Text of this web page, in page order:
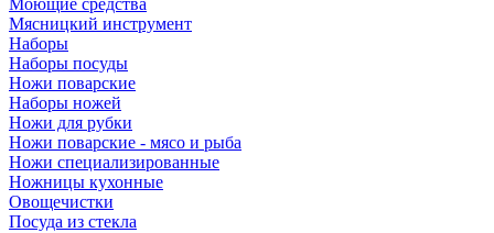
Моющие средства
Мясницкий инструмент
Наборы
Наборы посуды
Ножи поварские
Наборы ножей
Ножи для рубки
Ножи поварские - мясо и рыба
Ножи специализированные
Ножницы кухонные
Овощечистки
Посуда из стекла